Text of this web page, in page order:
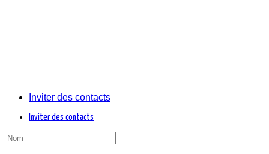
Inviter des contacts
Inviter des contacts